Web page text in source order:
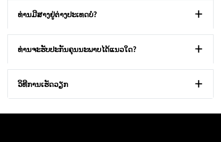
ທ່ານມີສາງຢູ່ຕ່າງປະເທດບໍ?
ທ່ານຈະຮັບປະກັນຄຸນນະພາບໄດ້ແນວໃດ?
ວິທີການເຮັດວຽກ